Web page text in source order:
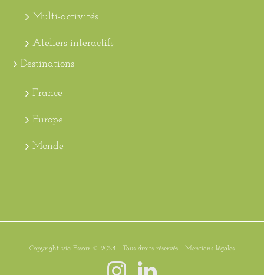
Multi-activités
Ateliers interactifs
Destinations
France
Europe
Monde
Copyright via Essorr © 2024 - Tous droits réservés - Mentions légales
Instagram
LinkedIn